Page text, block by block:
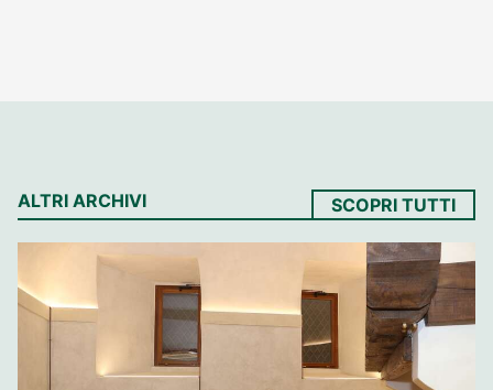
ALTRI ARCHIVI SCOPRI TUTTI